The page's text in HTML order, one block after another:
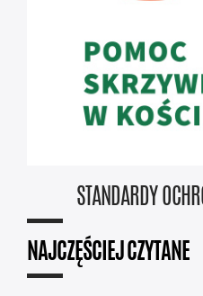
STANDARDY
NAJCZĘŚCIEJ CZYTANE